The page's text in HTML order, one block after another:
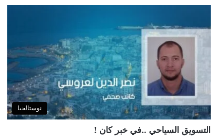
نوستالجيا
التسويق السياحي ..في خبر كان !